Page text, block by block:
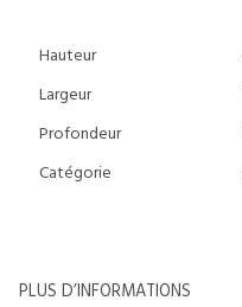
Hauteur
Largeur
Profondeur
Catégorie
PLUS D’INFORMATIONS